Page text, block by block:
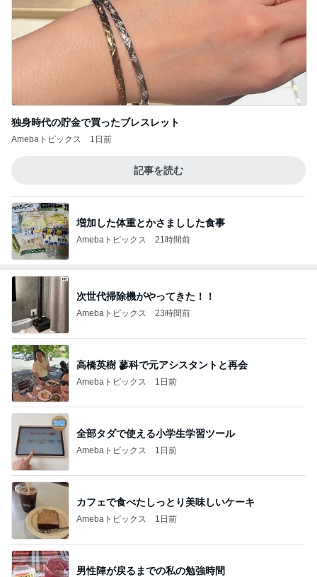
独身時代の貯金で買ったブレスレット
Amebaトピックス 1日前
記事を読む
増加した体重とかさましした食事
Amebaトピックス 21時間前
次世代掃除機がやってきた！！
Amebaトピックス 23時間前
高橋英樹 蓼科で元アシスタントと再会
Amebaトピックス 1日前
全部タダで使える小学生学習ツール
Amebaトピックス 1日前
カフェで食べたしっとり美味しいケーキ
Amebaトピックス 1日前
男性陣が戻るまでの私の勉強時間